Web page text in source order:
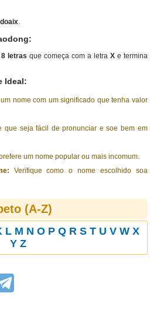
.
8 letras que começa com a letra Xe termina
Ideal:
um nome com um significado que tenha valor
que seja fácil de pronunciar e soe bem em
um nome popular ou mais incomum.
Verifique como o nome escolhido soa
(A-Z)
L M N O P Q R S T U V W X
Y Z